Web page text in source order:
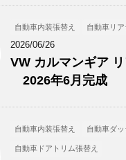
自動車内装張替え 自動車リア
2026/06/26
VW カルマンギア
2026年6月完成
自動車内装張替え 自動車ダッ
自動車ドアトリム張替え